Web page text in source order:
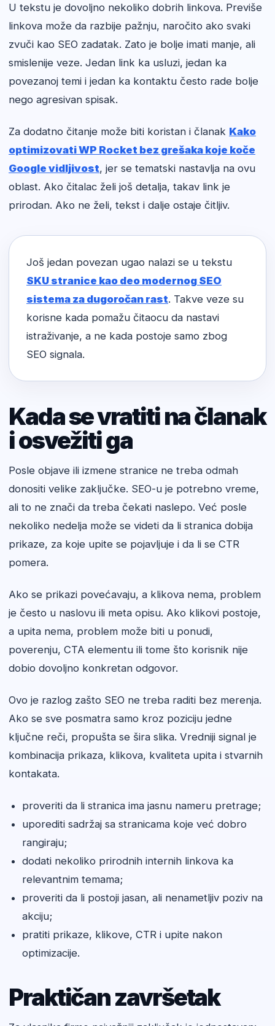
U tekstu je dovoljno nekoliko dobrih linkova. Previše
linkova može da razbije pažnju, naročito ako svaki
zvuči kao SEO zadatak. Zato je bolje imati manje, ali
smislenije veze. Jedan link ka usluzi, jedan ka
povezanoj temi i jedan ka kontaktu često rade bolje
nego agresivan spisak.
Za dodatno čitanje može biti koristan i članak Kako
optimizovati WP Rocket bez grešaka koje koče
Google vidljivost, jer se tematski nastavlja na ovu
oblast. Ako čitalac želi još detalja, takav link je
prirodan. Ako ne želi, tekst i dalje ostaje čitljiv.
Još jedan povezan ugao nalazi se u tekstu
SKU stranice kao deo modernog SEO
sistema za dugoročan rast. Takve veze su
korisne kada pomažu čitaocu da nastavi
istraživanje, a ne kada postoje samo zbog
SEO signala.
Kada se vratiti na članak
i osvežiti ga
Posle objave ili izmene stranice ne treba odmah
donositi velike zaključke. SEO-u je potrebno vreme,
ali to ne znači da treba čekati naslepo. Već posle
nekoliko nedelja može se videti da li stranica dobija
prikaze, za koje upite se pojavljuje i da li se CTR
pomera.
Ako se prikazi povećavaju, a klikova nema, problem
je često u naslovu ili meta opisu. Ako klikovi postoje,
a upita nema, problem može biti u ponudi,
poverenju, CTA elementu ili tome što korisnik nije
dobio dovoljno konkretan odgovor.
Ovo je razlog zašto SEO ne treba raditi bez merenja.
Ako se sve posmatra samo kroz poziciju jedne
ključne reči, propušta se šira slika. Vredniji signal je
kombinacija prikaza, klikova, kvaliteta upita i stvarnih
kontakata.
proveriti da li stranica ima jasnu nameru pretrage;
uporediti sadržaj sa stranicama koje već dobro
rangiraju;
dodati nekoliko prirodnih internih linkova ka
relevantnim temama;
proveriti da li postoji jasan, ali nenametljiv poziv na
akciju;
pratiti prikaze, klikove, CTR i upite nakon
optimizacije.
Praktičan završetak